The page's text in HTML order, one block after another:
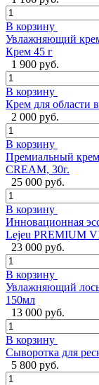
В корзину
Увлажняющий
Крем 45 г
1 900 руб.
В корзину
Крем для области
2 000 руб.
В корзину
Премиальный
CREAM, 30г.
25 000 руб.
В корзину
Инновационная
Lejeu PREMIUM
23 000 руб.
В корзину
Увлажняющий
150мл
13 000 руб.
В корзину
Сыворотка для
5 800 руб.